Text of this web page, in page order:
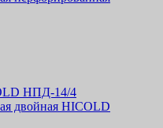
двойная HICOLD